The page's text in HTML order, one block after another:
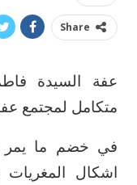
Share
عفة السيدة
متكامل لمجتمع
في خضم ما يمر
اشكال